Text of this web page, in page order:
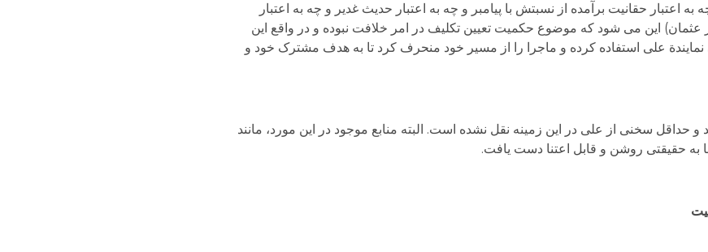
اعتبار حقانیت برآمده از نسبتش با پیامبر و چه به اعتبار حدیث غدیر و چه به اعتبار
عثمان) این می شود که موضوع حکمیت تعیین تکلیف در امر خلافت نبوده و در واقع این
علی استفاده کرده و ماجرا را از مسیر خود منحرف کرد تا به هدف مشترک خود و
و حداقل سخنی از علی در این زمینه نقل نشده است. البته منابع موجود در این مورد، مانند
به حقیقتی روشن و قابل اعتنا دست یافت.